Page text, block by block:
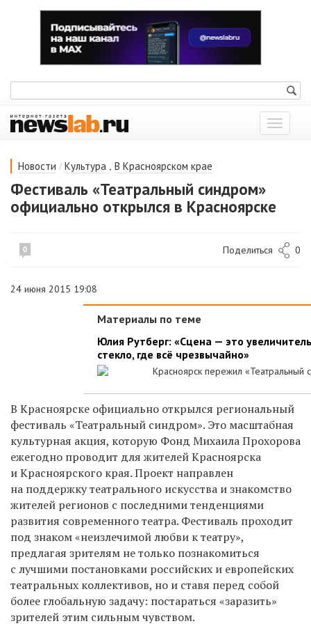
Показать
меню
Новости / Культура , В Красноярском крае
Фестиваль «Театральный синдром»
официально открылся в Красноярске
0 Поделиться 0
24 июня 2015 19:08
Материалы по теме
Юлия Рутберг: «Сцена — это
стекло, где всё чрезвычайно»
Красноярск пережил «Театральный
В Красноярске официально открылся региональный
фестиваль «Театральный синдром». Это масштабная
культурная акция, которую Фонд Михаила Прохорова
ежегодно проводит для жителей Красноярска
и Красноярского края. Проект направлен
на поддержку театрального искусства и знакомство
жителей регионов с последними тенденциями
развития современного театра. Фестиваль проходит
под знаком «неизлечимой любви к театру»,
предлагая зрителям не только познакомиться
с лучшими постановками российских и европейских
театральных коллективов, но и ставя перед собой
более глобальную задачу: постараться «заразить»
зрителей этим сильным чувством.